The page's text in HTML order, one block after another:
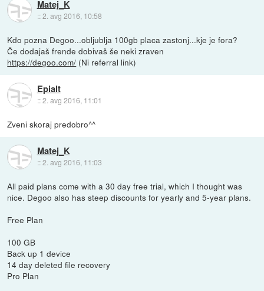
Matej_K
::2. avg 2016, 10:58
Kdo pozna Degoo...obljublja 100gb placa zastonj...kje je fora?
Če dodajaš frende dobivaš še neki zraven
https://degoo.com/ (Ni referral link)
Epialt
::2. avg 2016, 11:01
Zveni skoraj predobro^^
Matej_K
::2. avg 2016, 11:03
All paid plans come with a 30 day free trial, which I thought was
nice. Degoo also has steep discounts for yearly and 5-year plans.
Free Plan
100 GB
Back up 1 device
14 day deleted file recovery
Pro Plan